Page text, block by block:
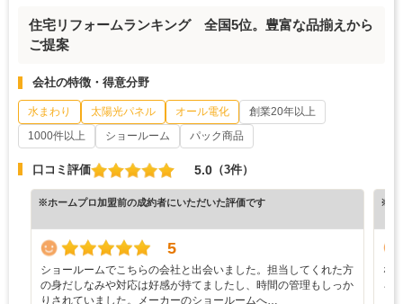
住宅リフォームランキング 全国5位。豊富な品揃えから
ご提案
会社の特徴・得意分野
水まわり 太陽光パネル オール電化
創業20年以上
1000件以上
ショールーム パック商品
口コミ評価 5.0 （3件）
※ホームプロ加盟前の成約者にいただいた評価です
5
ショールームでこちらの会社と出会いました。担当してくれた方
の身だしなみや対応は好感が持てましたし、時間の管理もしっか
りされていました。メーカーのショールームへ…
※ホ
な
ろ